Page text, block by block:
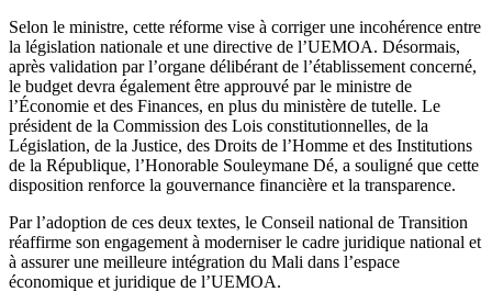
Selon le ministre, cette réforme vise à corriger une incohérence entre
la législation nationale et une directive de l’UEMOA. Désormais,
après validation par l’organe délibérant de l’établissement concerné,
le budget devra également être approuvé par le ministre de
l’Économie et des Finances, en plus du ministère de tutelle. Le
président de la Commission des Lois constitutionnelles, de la
Législation, de la Justice, des Droits de l’Homme et des Institutions
de la République, l’Honorable Souleymane Dé, a souligné que cette
disposition renforce la gouvernance financière et la transparence.
Par l’adoption de ces deux textes, le Conseil national de Transition
réaffirme son engagement à moderniser le cadre juridique national et
à assurer une meilleure intégration du Mali dans l’espace
économique et juridique de l’UEMOA.